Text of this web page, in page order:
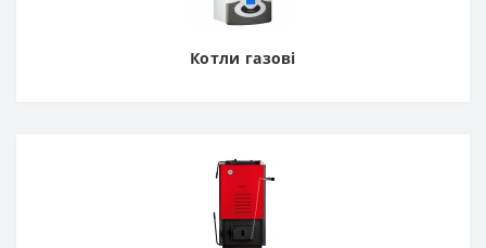
Котли газові